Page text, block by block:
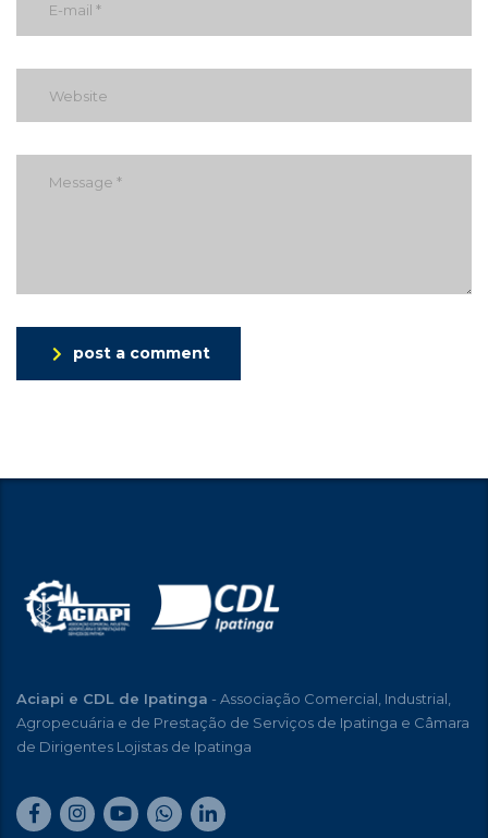
post a comment
Aciapi e CDL de Ipatinga - Associação Comercial, Industrial,
Agropecuária e de Prestação de Serviços de Ipatinga e Câmara
de Dirigentes Lojistas de Ipatinga